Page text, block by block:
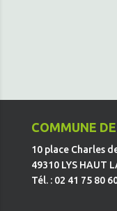
COMMUNE
10 place Charles
49310 LYS HAUT
Tél. : 02 41 75 80